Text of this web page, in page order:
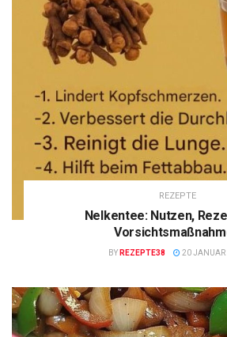
REZEPTE
Nelkentee: Nutzen,
BY REZEPTE38 20